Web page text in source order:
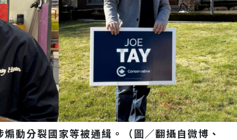
動分裂國家等被通緝。（圖／翻攝自微博、